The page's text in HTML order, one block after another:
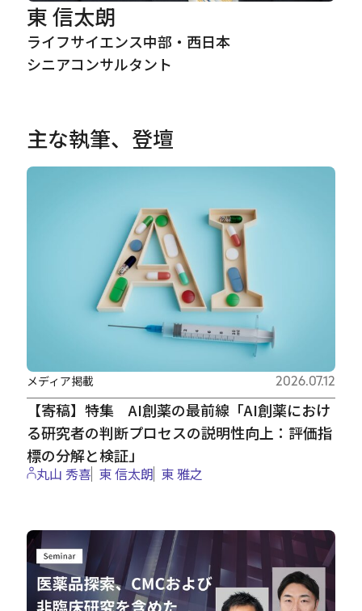
東 信太朗
ライフサイエンス中部・西日本
シニアコンサルタント
主な執筆、登壇
【寄稿】特集 AI創薬の最前線「AI創薬におけ
る研究者の判断プロセスの説明性向上：評価指
標の分解と検証」
メディア掲載 2026.07.12
丸山 秀喜 東 信太朗 東 雅之